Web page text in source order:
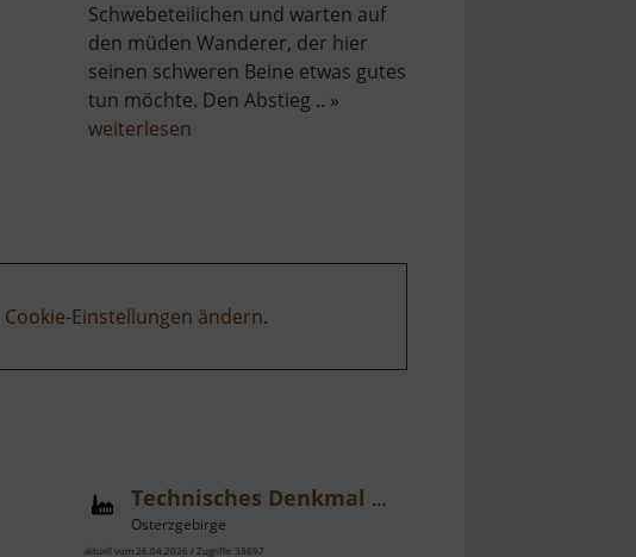
Schwebeteilichen und warten auf
den müden Wanderer, der hier
seinen schweren Beine etwas gutes
tun möchte. Den Abstieg .. »
weiterlesenüber
Cookie-Einstellungen ändern.
Technisches Denkmal Getreidemühle Bärenhecke
Osterzgebirge
aktuell vom 26.04.2026 / Zugriffe: 38697